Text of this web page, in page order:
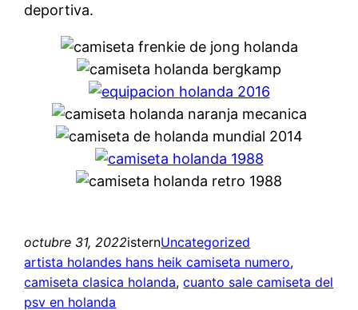
deportiva.
octubre 31, 2022isternUncategorized
artista holandes hans heik camiseta numero
camiseta clasica holanda, cuanto sale camiseta del
psv en holanda